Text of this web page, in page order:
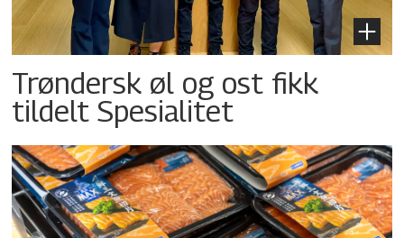
Trøndersk øl og ost fikk
tildelt Spesialitet